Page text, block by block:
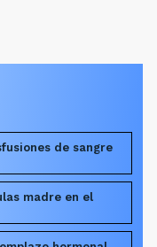
de sangre
madre en el